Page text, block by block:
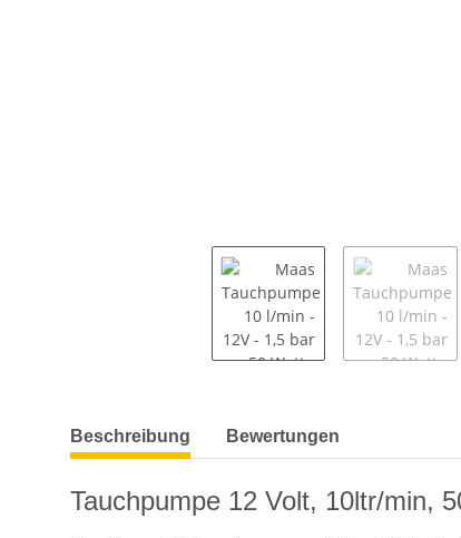
weitere Registerkarten anzeigen
Beschreibung Bewertungen
Tauchpumpe 12 Volt, 10ltr/min,